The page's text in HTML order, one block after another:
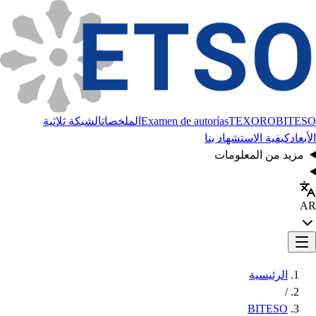
Examen de autoríasTEXOROBITESO الملخصاتالشبكة ثلاثية
الأبعادكيفية الاستشهاد بنا
مزيد من المعلومات
AR
الرئيسية
/
BITESO